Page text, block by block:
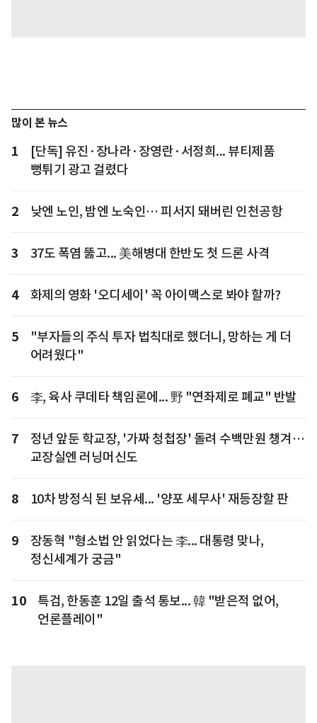
많이 본 뉴스
1
[단독] 유진·장나라·장영란·서정희... 뷰티제품
뻥튀기 광고 걸렸다
2 낮엔 노인, 밤엔 노숙인… 피서지 돼버린 인천공항
3 37도 폭염 뚫고... 美해병대 한반도 첫 드론 사격
4 화제의 영화 '오디세이' 꼭 아이맥스로 봐야 할까?
5
"부자들의 주식 투자 법칙대로 했더니, 망하는 게 더
어려웠다"
6 李, 육사 쿠데타 책임론에... 野 "연좌제로 폐교" 반발
7
정년 앞둔 학교장, '가짜 청첩장' 돌려 수백만원 챙겨…
교장실엔 러닝머신도
8 10차 방정식 된 보유세... '양포 세무사' 재등장할 판
9
장동혁 "형소법 안 읽었다는 李... 대통령 맞나,
정신세계가 궁금"
10
특검, 한동훈 12일 출석 통보... 韓 "받은적 없어,
언론플레이"